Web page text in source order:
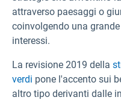
attraverso paesaggi o
coinvolgendo una
interessi.
La revisione 2019 della
verdi pone l'accento sui
altro tipo derivanti dalle